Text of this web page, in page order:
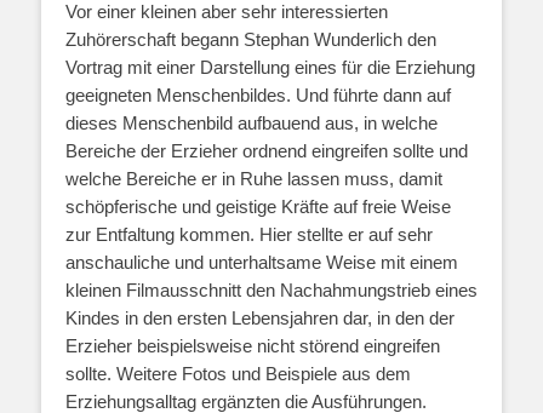
Vor einer kleinen aber sehr interessierten
Zuhörerschaft begann Stephan Wunderlich den
Vortrag mit einer Darstellung eines für die Erziehung
geeigneten Menschenbildes. Und führte dann auf
dieses Menschenbild aufbauend aus, in welche
Bereiche der Erzieher ordnend eingreifen sollte und
welche Bereiche er in Ruhe lassen muss, damit
schöpferische und geistige Kräfte auf freie Weise
zur Entfaltung kommen. Hier stellte er auf sehr
anschauliche und unterhaltsame Weise mit einem
kleinen Filmausschnitt den Nachahmungstrieb eines
Kindes in den ersten Lebensjahren dar, in den der
Erzieher beispielsweise nicht störend eingreifen
sollte. Weitere Fotos und Beispiele aus dem
Erziehungsalltag ergänzten die Ausführungen.